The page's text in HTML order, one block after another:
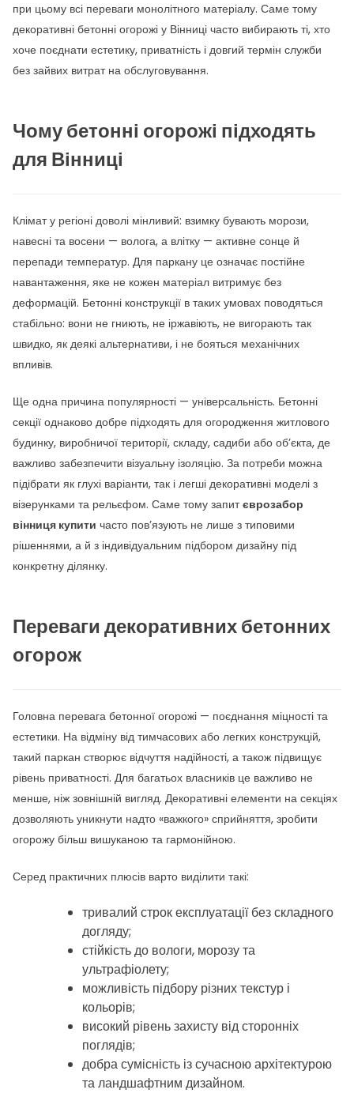
при цьому всі переваги монолітного матеріалу. Саме тому
декоративні бетонні огорожі у Вінниці часто вибирають ті, хто
хоче поєднати естетику, приватність і довгий термін служби
без зайвих витрат на обслуговування.
Чому бетонні огорожі підходять
для Вінниці
Клімат у регіоні доволі мінливий: взимку бувають морози,
навесні та восени — волога, а влітку — активне сонце й
перепади температур. Для паркану це означає постійне
навантаження, яке не кожен матеріал витримує без
деформацій. Бетонні конструкції в таких умовах поводяться
стабільно: вони не гниють, не іржавіють, не вигорають так
швидко, як деякі альтернативи, і не бояться механічних
впливів.
Ще одна причина популярності — універсальність. Бетонні
секції однаково добре підходять для огородження житлового
будинку, виробничої території, складу, садиби або об’єкта, де
важливо забезпечити візуальну ізоляцію. За потреби можна
підібрати як глухі варіанти, так і легші декоративні моделі з
візерунками та рельєфом. Саме тому запитєврозабор
вінниця купити часто пов’язують не лише з типовими
рішеннями, а й з індивідуальним підбором дизайну під
конкретну ділянку.
Переваги декоративних бетонних
огорож
Головна перевага бетонної огорожі — поєднання міцності та
естетики. На відміну від тимчасових або легких конструкцій,
такий паркан створює відчуття надійності, а також підвищує
рівень приватності. Для багатьох власників це важливо не
менше, ніж зовнішній вигляд. Декоративні елементи на секціях
дозволяють уникнути надто «важкого» сприйняття, зробити
огорожу більш вишуканою та гармонійною.
Серед практичних плюсів варто виділити такі:
тривалий строк експлуатації без складного
догляду;
стійкість до вологи, морозу та
ультрафіолету;
можливість підбору різних текстур і
кольорів;
високий рівень захисту від сторонніх
поглядів;
добра сумісність із сучасною архітектурою
та ландшафтним дизайном.